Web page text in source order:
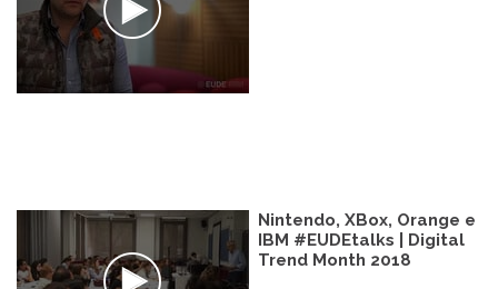
Nintendo, XBox, Orange e
IBM #EUDEtalks | Digital
Trend Month 2018